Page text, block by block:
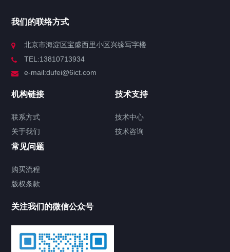
我们的联络方式
北京市海淀区宝盛西里小区兴缘写字楼
TEL:13810713934
e-mail:dufei@6ict.com
机构链接
联系方式
关于我们
技术支持
技术中心
技术咨询
常见问题
购买流程
版权条款
关注我们的微信公众号